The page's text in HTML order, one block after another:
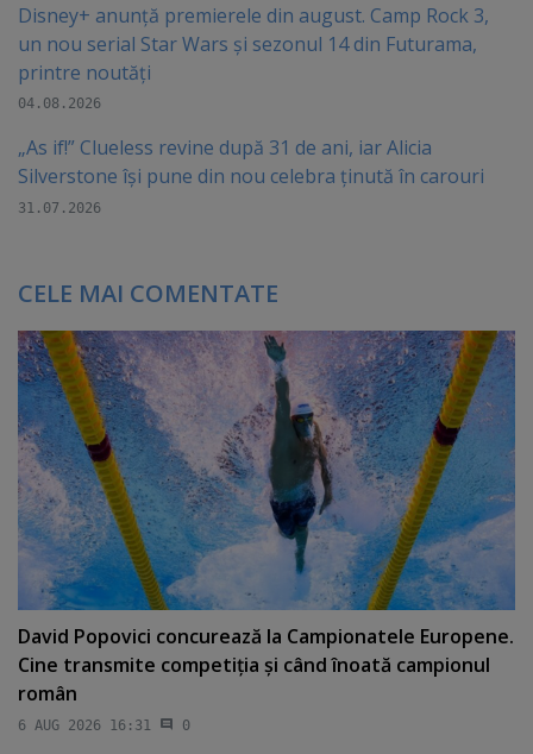
Disney+ anunță premierele din august. Camp Rock 3,
un nou serial Star Wars și sezonul 14 din Futurama,
printre noutăți
04.08.2026
„As if!” Clueless revine după 31 de ani, iar Alicia
Silverstone își pune din nou celebra ținută în carouri
31.07.2026
CELE MAI COMENTATE
David Popovici concurează la Campionatele Europene.
Cine transmite competiţia şi când înoată campionul
român
6 AUG 2026 16:31 0